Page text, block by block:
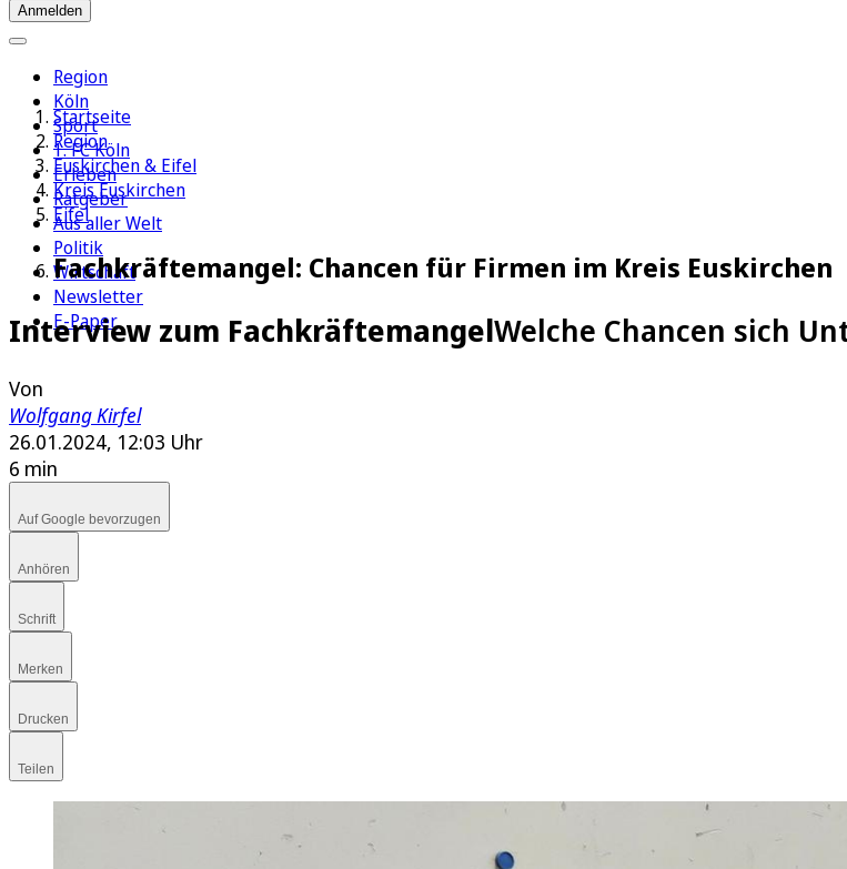
Anmelden
Region
Köln
Sport
1. FC Köln
Erleben
Ratgeber
Aus aller Welt
Politik
Wirtschaft
Newsletter
E-Paper
Startseite
Region
Euskirchen & Eifel
Kreis Euskirchen
Eifel
Fachkräftemangel: Chancen für Firmen im Kreis Euskirchen
Interview zum FachkräftemangelWelche Chancen sich
Von
Wolfgang Kirfel
26.01.2024, 12:03 Uhr
6 min
Auf Google bevorzugen
Anhören
Schrift
Merken
Drucken
Teilen